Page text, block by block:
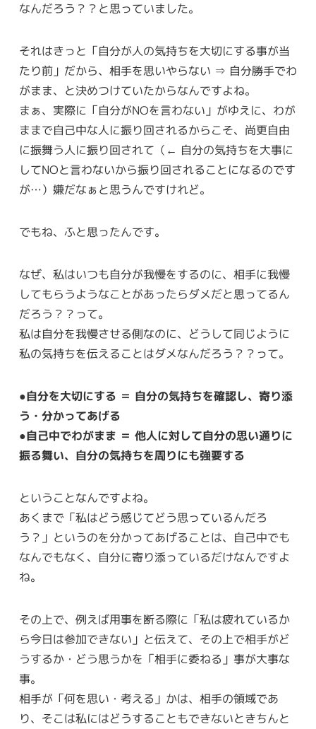
なんだろう？？と思っていました。
それはきっと「自分が人の気持ちを大切にする事が当
たり前」だから、相手を思いやらない ⇒ 自分勝手でわ
がまま、と決めつけていたからなんですよね。
まぁ、実際に「自分がNOを言わない」がゆえに、わが
ままで自己中な人に振り回されるからこそ、尚更自由
に振舞う人に振り回されて（← 自分の気持ちを大事に
してNOと言わないから振り回されることになるのです
が…）嫌だなぁと思うんですけれど。
でもね、ふと思ったんです。
なぜ、私はいつも自分が我慢をするのに、相手に我慢
してもらうようなことがあったらダメだと思ってるん
だろう？？って。
私は自分を我慢させる側なのに、どうして同じように
私の気持ちを伝えることはダメなんだろう？？って。
●自分を大切にする ＝ 自分の気持ちを確認し、寄り添
う・分かってあげる
●自己中でわがまま ＝ 他人に対して自分の思い通りに
振る舞い、自分の気持ちを周りにも強要する
ということなんですよね。
あくまで「私はどう感じてどう思っているんだろ
う？」というのを分かってあげることは、自己中でも
なんでもなく、自分に寄り添っているだけなんですよ
ね。
その上で、例えば用事を断る際に「私は疲れているか
ら今日は参加できない」と伝えて、その上で相手がど
うするか・どう思うかを「相手に委ねる」事が大事な
事。
相手が「何を思い・考える」かは、相手の領域であ
り、そこは私にはどうすることもできないときちんと